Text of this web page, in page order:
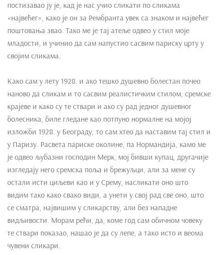
постизавао ју је, кад је нас учио сликати по сликама
«највећег», како је он за Рембранта увек са знаком и највећег
поштовања звао. Тако ме је тај атеље одвео у стил моје
младости, и учинио да сам напустио сасвим париску црту у
својим сликама.
Како сам у лету 1928. и ако тешко душевно болестан почео
наново да сликам и то сасвим реалистичким стилом, сремске
крајеве и како су те ствари и ако су рад једног душевног
болесника, биле гледане као потпуно нормалне на мојој
изложби 1928. у Београду, то сам хтео да наставим тај стил и
у Паризу. Расвета париске околине, па Нормандија, камо ме
је одвео љубазни господин Мерк, мој бивши купац, другачије
изгледају него сремска поља и брежуљци, али за мене су
остали исти циљеви као и у Срему, насликати оно што
видим тако како свако види, а унети у свој рад све оно, што
се сматра, највишим у сликарству, али без нападне
видљивости. Морам рећи, да, коме год сам обичном човеку
те ствари показао, нашао је да су лепе, а тако исто и веома
чувени сликари.